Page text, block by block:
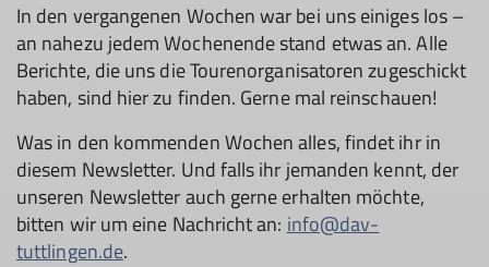
In den vergangenen Wochen war bei uns einiges los –
an nahezu jedem Wochenende stand etwas an. Alle
Berichte, die uns die Tourenorganisatoren zugeschickt
haben, sind hier zu finden. Gerne mal reinschauen!
Was in den kommenden Wochen alles, findet ihr in
diesem Newsletter. Und falls ihr jemanden kennt, der
unseren Newsletter auch gerne erhalten möchte,
bitten wir um eine Nachricht an: info@dav-
tuttlingen.de.